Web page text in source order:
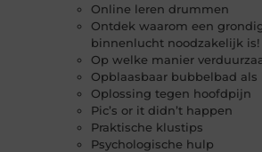
Online leren drummen
Ontdek waarom een
binnenlucht noodzakelijk is!
Op welke manier
Opblaasbaar bubbelbad als
Oplossing tegen hoofdpijn
Pic’s or it didn’t happen
Praktische klustips
Psychologische hulp